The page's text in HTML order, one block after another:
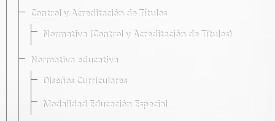
Control y Acreditación de Títulos
Normativa (Control y Acreditación de Títulos)
Normativa educativa
Diseños Curriculares
Modalidad Educación Especial